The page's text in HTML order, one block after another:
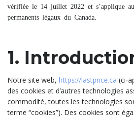
vérifiée le 14 juillet 2022 et s’applique
permanents légaux du Canada.
1.
Notre site web, https://lastprice.ca (ci-
des cookies et d’autres technologies
commodité, toutes les technologies
terme “cookies”). Des cookies sont